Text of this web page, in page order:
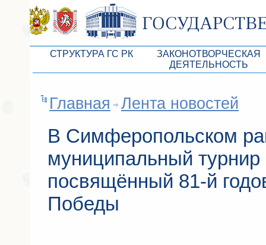
СТРУКТУРА ГС РК
Президиум ГС РК
Комитеты ГС РК
Депутатские фракции ГС РК
Аппарат ГС РК
Советники Председателя ГС РК
ЗАКОНОТВОРЧЕСКАЯ
ДЕЯТЕЛЬНОСТЬ
Бюджет Республики
Антикоррупционная
Независимая
Информация
Главная Лента новостей
В Симферопольском
муниципальный турнир
посвящённый 81-й
Победы